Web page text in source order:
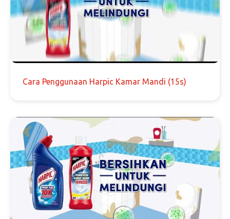
Cara Penggunaan Harpic Kamar Mandi (15s)